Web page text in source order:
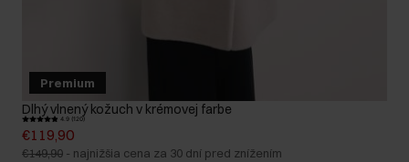
Premium
Dlhý vlnený kožuch v krémovej farbe
4.9 (120)
€119,90
€149,90 - najnižšia cena za 30 dní pred znížením